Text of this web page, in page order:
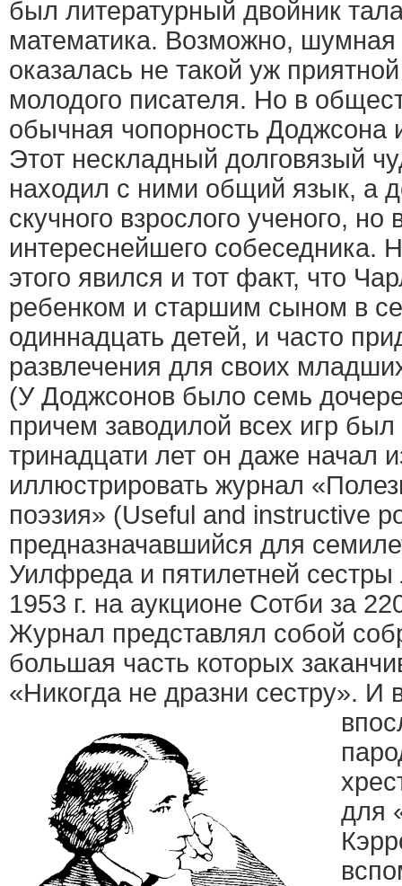
был литературный двойник
математика. Возможно, шумная
оказалась не такой уж
молодого писателя. Но в
обычная чопорность Доджсона
Этот нескладный долговязый
находил с ними общий язык, а
скучного взрослого ученого,
интереснейшего собеседника.
этого явился и тот факт, что
ребенком и старшим сыном в
одиннадцать детей, и часто
развлечения для своих
(У Доджсонов было семь
причем заводилой всех игр
тринадцати лет он даже начал
иллюстрировать журнал
поэзия» (Useful and instructive
предназначавшийся для
Уилфреда и пятилетней
1953 г. на аукционе Сотби за
Журнал представлял собой
большая часть которых
«Никогда не дразни сестру». И
для